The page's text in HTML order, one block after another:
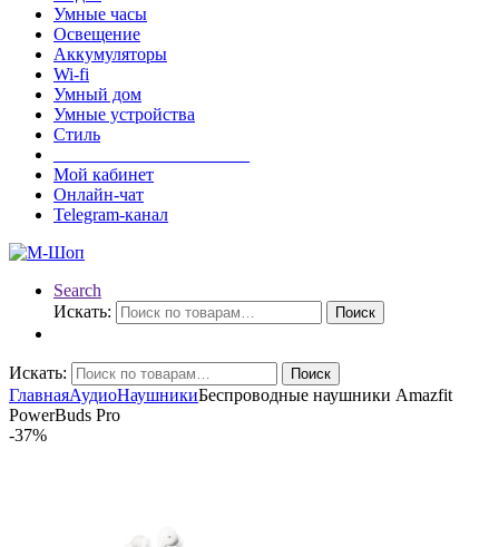
Умные часы
Освещение
Аккумуляторы
Wi-fi
Умный дом
Умные устройства
Стиль
Мой кабинет
Онлайн-чат
Telegram-канал
Search
Искать:
Поиск
Искать: Поиск
ГлавнаяАудиоНаушникиБеспроводные наушники Amazfit
PowerBuds Pro
-37%